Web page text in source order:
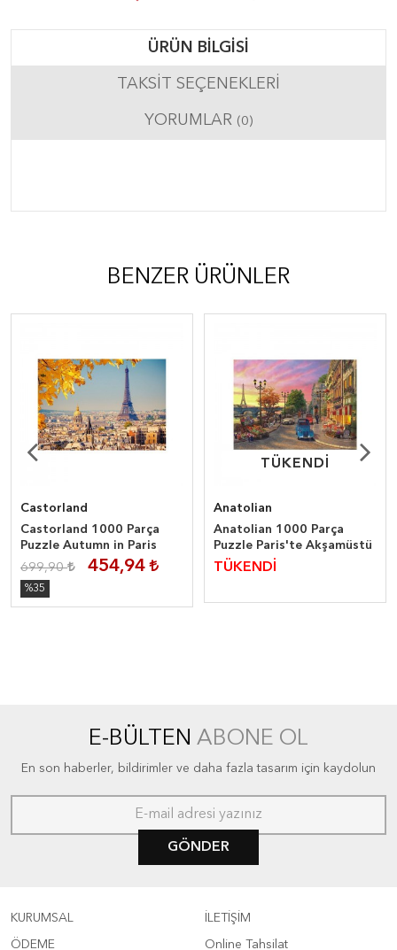
ÜRÜN BILGISI
TAKSIT SEÇENEKLERI
YORUMLAR (0)
BENZER ÜRÜNLER
Castorland
Castorland 1000 Parça
Puzzle Autumn in Paris
699,90 454,94
%35
TÜKENDİ
TÜKENDİ
Anatolian
Anatolian 1000 Parça
Puzzle Paris'te Akşamüstü
TÜKENDİ
E-BÜLTEN ABONE OL
En son haberler, bildirimler ve daha fazla tasarım için kaydolun
GÖNDER
KURUMSAL
ÖDEME
İLETİŞİM
Online Tahsilat